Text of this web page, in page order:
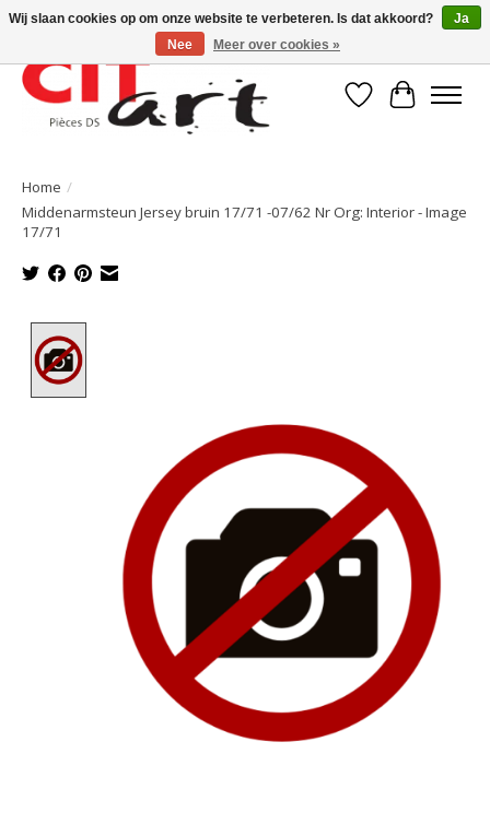
Verlanglijst
Home /
Middenarmsteun Jersey bruin 17/71 -07/62 Nr Org: Interior - Image
17/71
Wij slaan cookies op om onze website te verbeteren. Is dat akkoord?
Ja
Nee
Meer over cookies »